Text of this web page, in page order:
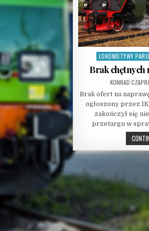
Posted
LOKOMOTYWY
Brak chętnych
AUTHOR:
KONRAD
Brak ofert na
ogłoszony przez
zakończył się
przetargu w